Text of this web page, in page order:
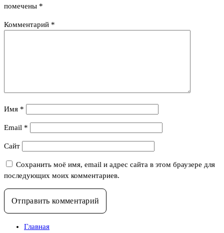
помечены *
Комментарий *
Имя *
Email *
Сайт
Сохранить моё имя, email и адрес сайта в этом браузере для
последующих моих комментариев.
Главная